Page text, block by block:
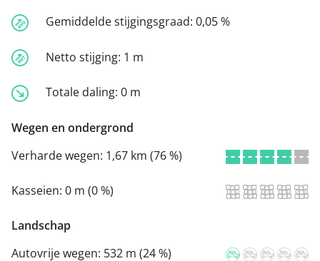
Gemiddelde stijgingsgraad: 0,05 %
Netto stijging: 1 m
Totale daling: 0 m
Wegen en ondergrond
Verharde wegen: 1,67 km (76 %)
Kasseien: 0 m (0 %)
Landschap
Autovrije wegen: 532 m (24 %)